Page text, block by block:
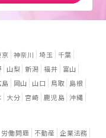
京 神奈川 埼玉
千葉
山梨 新潟 福井
富山
島 岡山 山口 鳥取
島根
大分 宮崎 鹿児島 沖縄
労働問題 不動産 企業法務